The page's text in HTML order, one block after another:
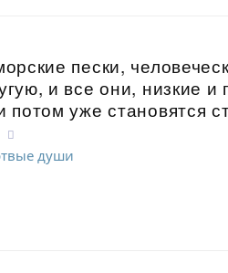
пески,
и все они, низкие и
потом уже становятся
души